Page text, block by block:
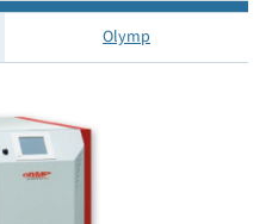
Olymp